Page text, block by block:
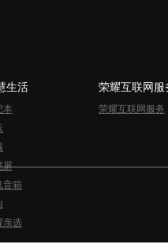
生活
本
屏
音箱
亲选
荣耀互联网服
荣耀互联网服务